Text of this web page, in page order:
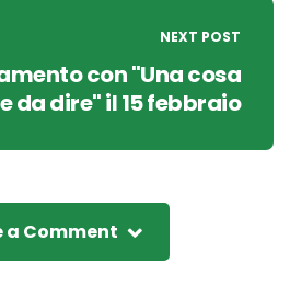
NEXT POST
con "Una cosa
da dire" il 15 febbraio
a Comment